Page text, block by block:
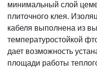
минимальный слой
плиточного клея.
кабеля выполнена из
температуростойкой
дает возможность
площади работы